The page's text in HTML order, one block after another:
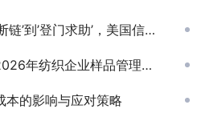
求助’，美国信用危机下的中国角色
织企业样品管理系统选型指南
本的影响与应对策略